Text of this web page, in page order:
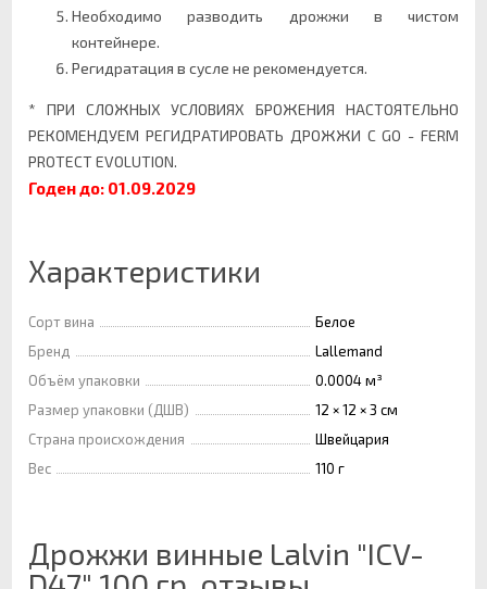
Необходимо разводить дрожжи в чистом
контейнере.
Регидратация в сусле не рекомендуется.
* ПРИ СЛОЖНЫХ УСЛОВИЯХ БРОЖЕНИЯ НАСТОЯТЕЛЬНО
РЕКОМЕНДУЕМ РЕГИДРАТИРОВАТЬ ДРОЖЖИ С GO - FERM
PROTECT EVOLUTION.
Годен до: 01.09.2029
Характеристики
Сорт вина
Белое
Бренд
Lallemand
Объём упаковки
0.0004 м³
Размер упаковки (ДШВ)
12 × 12 × 3 см
Страна происхождения
Швейцария
Вес
110 г
Дрожжи винные Lalvin "ICV-